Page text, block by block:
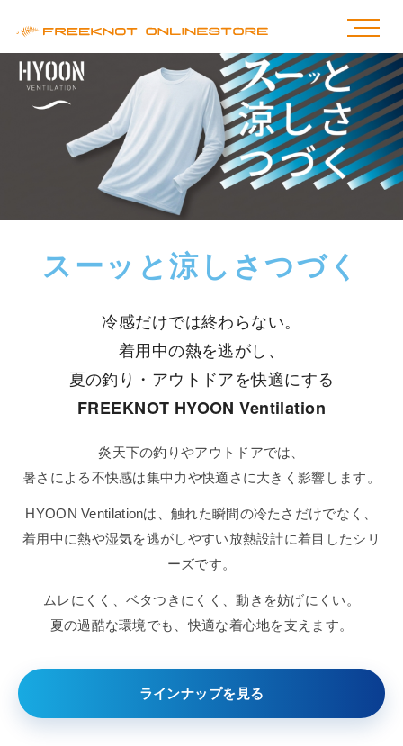
スーッと涼しさつづく
冷感だけでは終わらない。
着用中の熱を逃がし、
夏の釣り・アウトドアを快適にする
FREEKNOT HYOON Ventilation
炎天下の釣りやアウトドアでは、
暑さによる不快感は集中力や快適さに大きく影響します。
HYOON Ventilationは、触れた瞬間の冷たさだけでなく、
着用中に熱や湿気を逃がしやすい放熱設計に着目したシリ
ーズです。
ムレにくく、ベタつきにくく、動きを妨げにくい。
夏の過酷な環境でも、快適な着心地を支えます。
ラインナップを見る